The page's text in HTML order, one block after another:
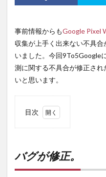
事前情報からもGoogle Pixel
収集が上手く出来ない不具
いました。今回9To5Google
測に関する不具合が修正さ
いと思います。
目次
正。
バグが修正。